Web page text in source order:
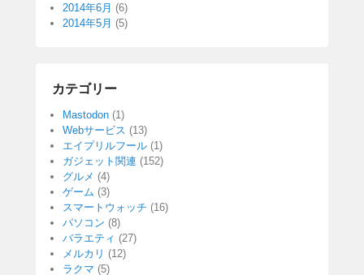
2014年6月 (6)
2014年5月 (5)
カテゴリー
Mastodon (1)
Webサービス (13)
エイプリルフール (1)
ガジェット関連 (152)
グルメ (4)
ゲーム (3)
スマートウォッチ (16)
パソコン (8)
バラエティ (27)
メルカリ (12)
ラクマ (5)